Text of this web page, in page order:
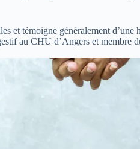
et témoigne généralement
au CHU d’Angers et membre